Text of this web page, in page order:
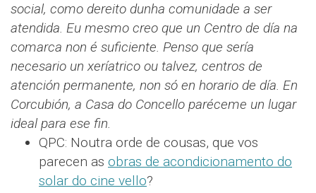
social, como dereito dunha comunidade a ser
atendida. Eu mesmo creo que un Centro de día na
comarca non é suficiente. Penso que sería
necesario un xeríatrico ou talvez, centros de
atención permanente, non só en horario de día. En
Corcubión, a Casa do Concello paréceme un lugar
ideal para ese fin.
QPC: Noutra orde de cousas, que vos
parecen as obras de acondicionamento do
solar do cine vello?